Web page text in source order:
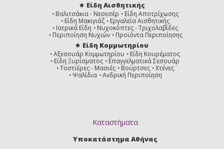
Είδη Αισθητικής
Βαλιτσάκια - Νεσεσέρ
Είδη Αποτρίχωσης
Είδη Μακιγιάζ
Εργαλεία Αισθητικής
Ιατρικά Είδη
Νυχοκόπτες - Τριχολαβίδες
Περιποίηση Νυχιών
Προϊόντα Περιποίησης
Είδη Κομμωτηρίου
Αξεσουάρ Κομμωτηρίου
Είδη Κουρέματος
Είδη Ξυρίσματος
Επαγγελματικά Σεσουάρ
Τοστιέρες - Μασιές
Βούρτσες
Χτένες
Ψαλίδια
Ανδρική Περιποίηση
Καταστήματα
Υποκατάστημα Αθήνας